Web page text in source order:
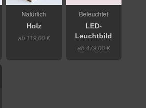
Natürlich
Holz
ab 119,00 €
Beleuchtet
LED-
Leuchtbild
ab 479,00 €